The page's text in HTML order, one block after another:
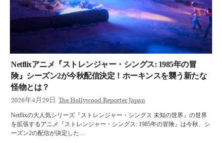
Netflixアニメ『ストレンジャー・シングス: 1985年の冒
険』シーズン2が今秋配信決定！ホーキンスを襲う新たな
怪物とは？
2026年4月29日 The Hollywood Reporter Japan
Netflixの大人気シリーズ『ストレンジャー・シングス 未知の世界』の世界
を拡張するアニメ『ストレンジャー・シングス: 1985年の冒険』は今秋、シ
ーズン2の配信が決定した…